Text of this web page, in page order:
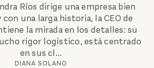
Ríos dirige una empresa bien
una larga historia, la CEO de
la mirada en los detalles: su
rigor logístico, está centrado
en sus cl...
DIANA SOLANO